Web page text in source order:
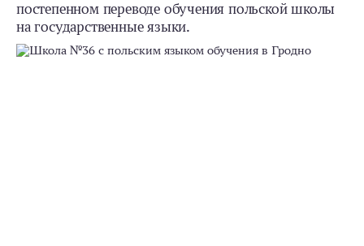
постепенном переводе обучения польской школы
на государственные языки.